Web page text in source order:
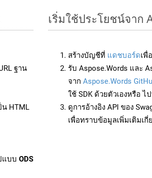
ฐาน
HTML
แบบ ODS
เริ่มใช้ประโยชน์จาก
สร้างบัญชีที่ แดชบอร์ดเพื่
รับ Aspose.Words และ
จาก Aspose.Words
ใช้ SDK ด้วยตัวเองหรือ ไ
ดูการอ้างอิง API ของ
เพื่อทราบข้อมูลเพิ่มเติมเกี่